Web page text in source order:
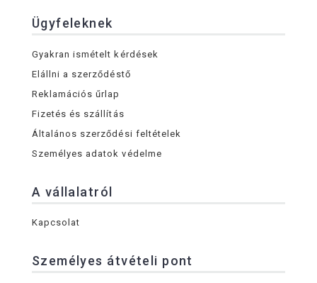
Ügyfeleknek
Gyakran ismételt kérdések
Elállni a szerződéstő
Reklamációs űrlap
Fizetés és szállítás
Általános szerződési feltételek
Személyes adatok védelme
A vállalatról
Kapcsolat
Személyes átvételi pont